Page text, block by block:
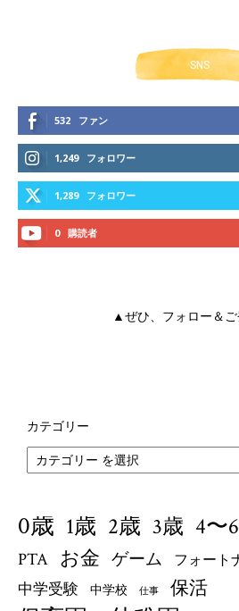
SNS
532 ファン
1,249 フォロワー
1,289 フォロワー
0 購読者
▲ぜひ、フォロー＆ご
カテゴリー
0歳 1歳 2歳 3歳 4〜
PTA お金 ゲーム フォート
中学受験 中学校 仕事 保活